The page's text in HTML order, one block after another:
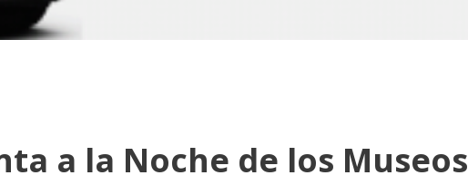
a la Noche de los Museos